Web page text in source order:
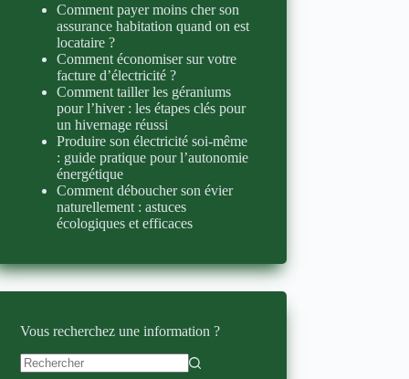
Comment payer moins cher son
assurance habitation quand on est
locataire ?
Comment économiser sur votre
facture d’électricité ?
Comment tailler les géraniums
pour l’hiver : les étapes clés pour
un hivernage réussi
Produire son électricité soi-même
: guide pratique pour l’autonomie
énergétique
Comment déboucher son évier
naturellement : astuces
écologiques et efficaces
Vous recherchez une information ?